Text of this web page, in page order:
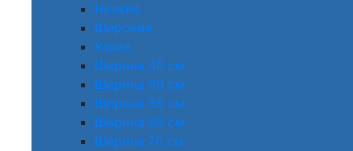
Низкие
Широкие
Узкие
Ширина 40 см
Ширина 50 см
Ширина 55 см
Ширина 60 см
Ширина 70 см